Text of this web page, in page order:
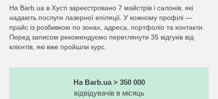
На Barb.ua в Хусті зареєстровано 7 майстрів i салонів, які
надають послуги лазерної епіляції. У кожному профілі —
прайс із розбивкою по зонах, адреса, портфоліо та контакти.
Перед записом рекомендуємо переглянути 35 відгуків від
клієнтів, які вже пройшли курс.
На Barb.ua > 350 000
відвідувачів в місяць